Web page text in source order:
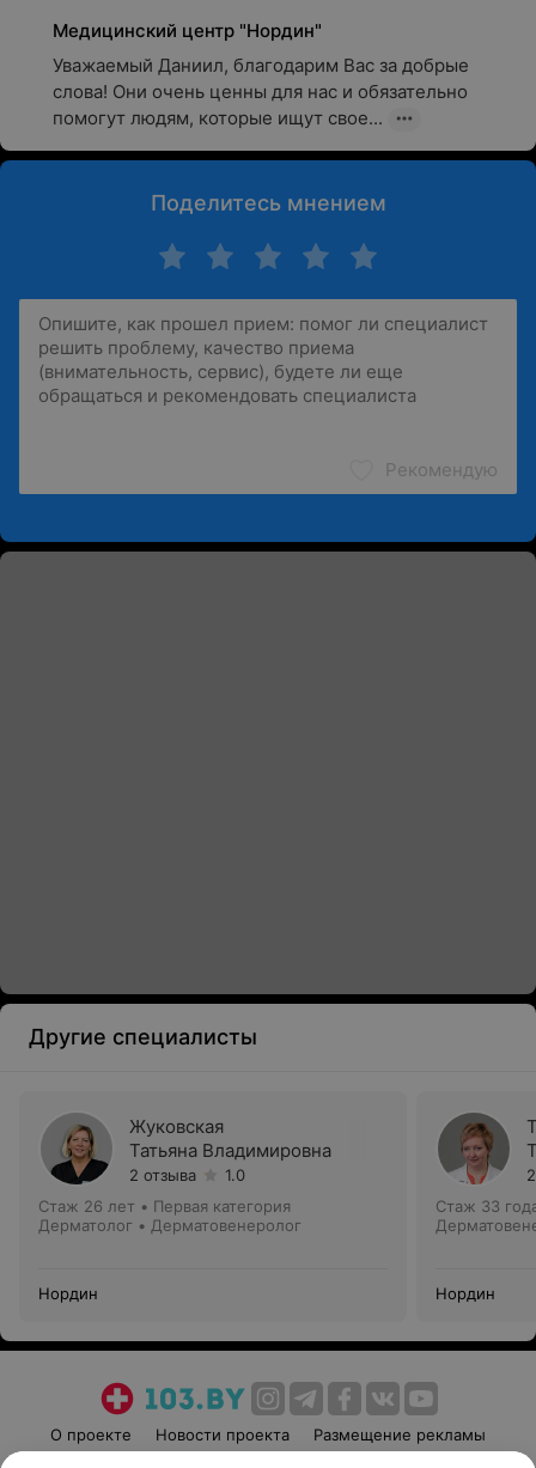
Медицинский центр "Нордин"
Уважаемый Даниил, благодарим Вас за добрые
слова! Они очень ценны для нас и обязательно
помогут людям, которые ищут свое...
Поделитесь мнением
Рекомендую
Другие специалисты
Жуковская
Татьяна Владимировна
2 отзыва
1.0
Стаж 26 лет • Первая категория
Дерматолог • Дерматовенеролог
Нордин
Стаж 33
Нордин
О проекте Новости проекта
Размещение рекламы